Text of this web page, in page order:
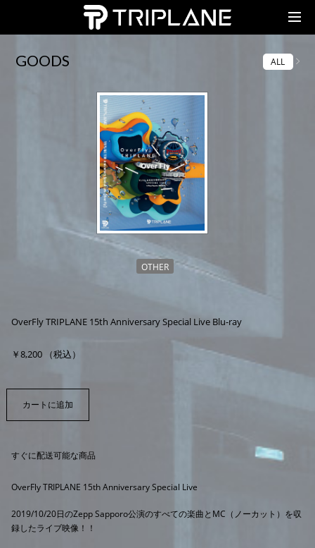
TRIPLANE Passengers
GOODS ALL
OTHER
OverFly TRIPLANE 15th Anniversary Special Live Blu-ray
￥8,200 （税込）
すぐに配送可能な商品
OverFly TRIPLANE 15th Anniversary Special Live
2019/10/20日のZepp Sapporo公演のすべての楽曲とMC（ノーカット）を収
録したライブ映像！！